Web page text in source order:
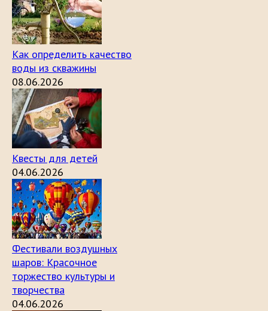
Как определить качество
воды из скважины
08.06.2026
Квесты для детей
04.06.2026
Фестивали воздушных
шаров: Красочное
торжество культуры и
творчества
04.06.2026